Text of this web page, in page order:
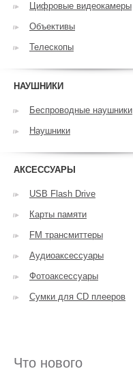
Цифровые видеокамеры
Объективы
Телескопы
НАУШНИКИ
Беспроводные наушники
Наушники
АКСЕССУАРЫ
USB Flash Drive
Карты памяти
FM трансмиттеры
Аудиоаксессуары
Фотоаксессуары
Сумки для CD плееров
Что нового